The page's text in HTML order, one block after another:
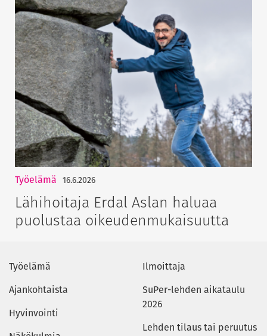
Työelämä 16.6.2026
Lähihoitaja Erdal Aslan haluaa
puolustaa oikeudenmukaisuutta
Työelämä
Ajankohtaista
Hyvinvointi
Ilmoittaja
SuPer-lehden aikataulu
2026
Lehden tilaus tai peruutus